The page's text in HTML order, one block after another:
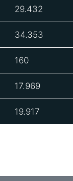
29.432
34.353
160
17.969
19.917